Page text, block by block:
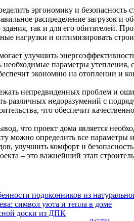
эргономику и безопасность
распределение загрузок и
так и для его обитателей.
нагрузки и оптимизировать
улучшить
параметры утепления,
экономию на отоплении и
непредвиденных проблем и
различных недоразумений с
что обеспечит
что проект дома является
можно определить все параметры
улучшить комфорт и
– это важнейший этап
подоконников из
символ уюта и тепла в доме
доски из ДПК